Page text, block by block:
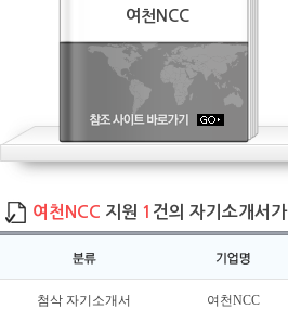
여천NCC
여천NCC 지원 1 건의 자기소개서
첨삭 자기소개서 여천NCC